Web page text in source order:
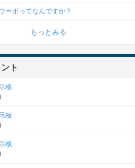
ーボってなんですか？
もっとみる
ト
板
板
板